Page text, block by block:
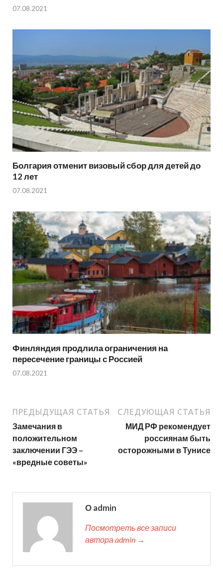
07.08.2021
Болгария отменит визовый сбор для детей до
12 лет
07.08.2021
Финляндия продлила ограничения на
пересечение границы с Россией
07.08.2021
ПРЕДЫДУЩАЯ СТАТЬЯ
Замечания в
положительном
заключении ГЭЭ –
«вредные советы»
СЛЕДУЮЩАЯ СТАТЬЯ
МИД РФ рекомендует
россиянам быть
осторожными в Тунисе
О admin
Посмотреть все записи
автора admin →